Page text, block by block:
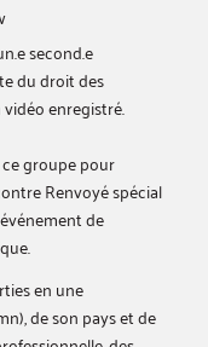
second.e
du droit des
enregistré.
groupe pour
Renvoyé spécial
de
en une
de son pays et de